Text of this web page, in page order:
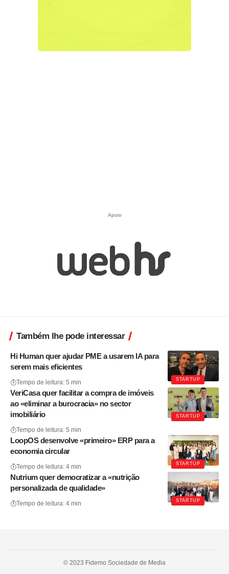
Apoio
Também lhe pode interessar
STARTUP
Hi Human quer ajudar PME a usarem IA para
serem mais eficientes
Tempo de leitura: 5 min
STARTUP
VeriCasa quer facilitar a compra de imóveis
ao «eliminar a burocracia» no sector
imobiliário
Tempo de leitura: 5 min
STARTUP
LoopOS desenvolve «primeiro» ERP para a
economia circular
Tempo de leitura: 4 min
STARTUP
Nutrium quer democratizar a «nutrição
personalizada de qualidade»
Tempo de leitura: 4 min
© 2023 Fidemo Sociedade de Media